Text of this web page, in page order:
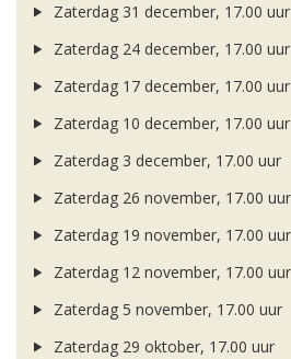
Zaterdag 31 december, 17.00 uur
Zaterdag 24 december, 17.00 uur
Zaterdag 17 december, 17.00 uur
Zaterdag 10 december, 17.00 uur
Zaterdag 3 december, 17.00 uur
Zaterdag 26 november, 17.00 uur
Zaterdag 19 november, 17.00 uur
Zaterdag 12 november, 17.00 uur
Zaterdag 5 november, 17.00 uur
Zaterdag 29 oktober, 17.00 uur